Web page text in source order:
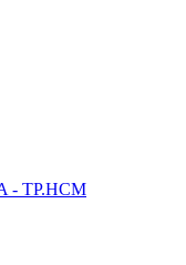
- TP.HCM